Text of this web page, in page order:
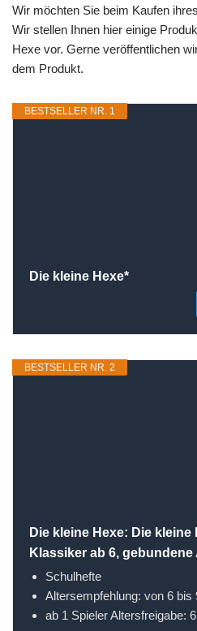
Wir möchten Sie beim Kaufen
Wir stellen Ihnen hier einige
Hexe vor. Gerne veröffentlichen
dem Produkt.
BESTSELLER NR. 1
Die kleine Hexe*
BESTSELLER NR. 2
Die kleine Hexe: Die
Klassiker ab 6, gebundene
Schulhefte
Altersempfehlung: von 6 bis
ab 1 Spieler Altersfreigabe: